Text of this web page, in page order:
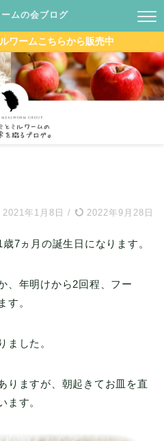
ムの会ブログ
ワームこちらから販売中
2021年1月8日 / 2022年9月28日
7ヵ月の誕生日になります。
、年明けから2回程、フー
す。
ました。
りますが、朝起きてお皿を直
ます。